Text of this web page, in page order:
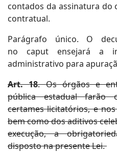
contados da assinatura
contratual.
Parágrafo único. O
no caput ensejará a
administrativo para
Art. 18. Os órgãos e
pública estadual farão
certames licitatórios, e
bem como dos aditivos
execução, a
disposto na presente Lei.